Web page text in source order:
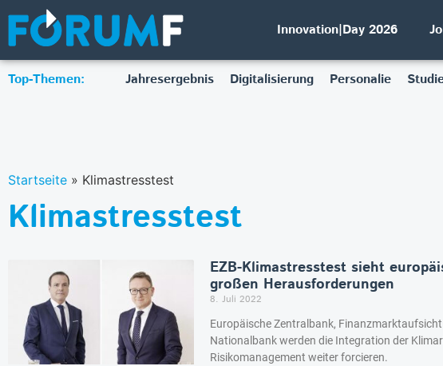
Innovation|Day 2026
Top-Themen: Jahresergebnis Digitalisierung Personalie
Startseite » Klimastresstest
Klimastresstest
EZB-Klimastresstest sieht
großen Herausforderungen
8. Juli 2022
Europäische Zentralbank,
Nationalbank werden die Integration der
Risikomanagement weiter forcieren.